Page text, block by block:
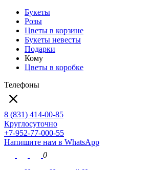
Букеты
Розы
Цветы в корзине
Букеты невесты
Подарки
Кому
Цветы в коробке
Телефоны
8 (831) 414-00-85
Круглосуточно
+7-952-77-000-55
Напишите нам в WhatsApp
0